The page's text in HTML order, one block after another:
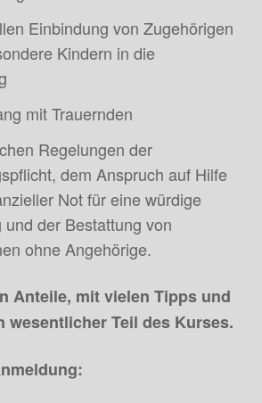
Einbindung von Zugehörigen
Kindern in die
mit Trauernden
Regelungen der
dem Anspruch auf Hilfe
Not für eine würdige
und der Bestattung von
ohne Angehörige.
Anteile, mit vielen Tipps und
wesentlicher Teil des Kurses.